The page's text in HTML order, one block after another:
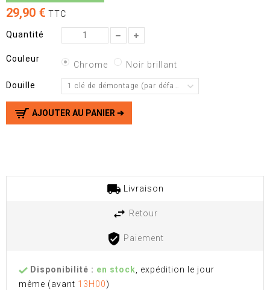
29,90 € TTC
Quantité
Couleur
Chrome Noir brillant
Douille 1 clé de démontage (par défaut)
AJOUTER AU PANIER ➔
Livraison
Retour
Paiement
Disponibilité : en stock, expédition le jour
même (avant 13H00)